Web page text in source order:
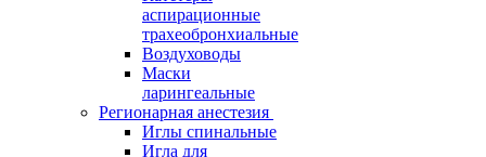
аспирационные
трахеобронхиальные
Воздуховоды
Маски
ларингеальные
Регионарная анестезия
Иглы спинальные
Игла для